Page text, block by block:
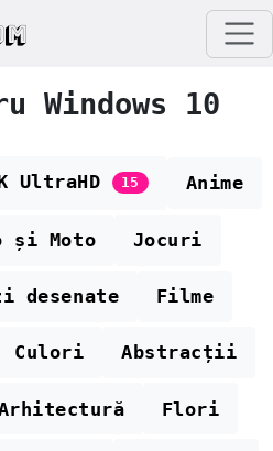
Windows 10
UltraHD 15 Anime
și Moto Jocuri
desenate Filme
Culori Abstracții
Flori